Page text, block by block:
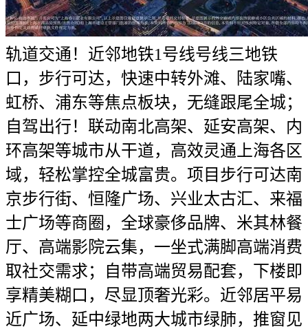
轨道交通！近邻地铁1号线号线三地铁
口，步行可达，快速中转外滩、陆家嘴、
虹桥、浦东等焦点板块，无缝跟尾全城；
自驾出行！联动南北高架、延安高架、内
环高架等城市从干道，高效灵通上海各区
域，轻松掌控全城富贵。项目步行可达南
京步行街、恒隆广场、兴业太古汇、来福
士广场等商圈，全球豪侈品牌、米其林餐
厅、高端影院云集，一坐式满脚高端消费
取社交需求；自带高端贸易配套，下楼即
享精美糊口，尽显顶奢光彩。近邻居平易
近广场、延中绿地两大城市绿肺，推窗见